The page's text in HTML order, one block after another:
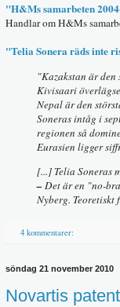
"H&Ms samarbeten
Handlar om H&Ms
"Telia Sonera räds inte
"Kazakstan är
Kivisaari
Nepal är den
Soneras intåg i
regionen så
Eurasien ligger
[...] Telia Soneras
–Det är en "no-
Nyberg.
4 kommentarer:
söndag 21 november 2010
Novartis